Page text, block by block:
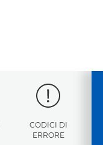
CODICI DI
ERRORE